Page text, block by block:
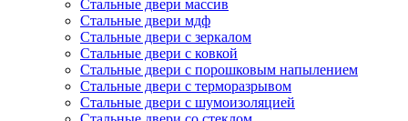
Стальные двери массив
Стальные двери мдф
Стальные двери с зеркалом
Стальные двери с ковкой
Стальные двери с порошковым напылением
Стальные двери с терморазрывом
Стальные двери с шумоизоляцией